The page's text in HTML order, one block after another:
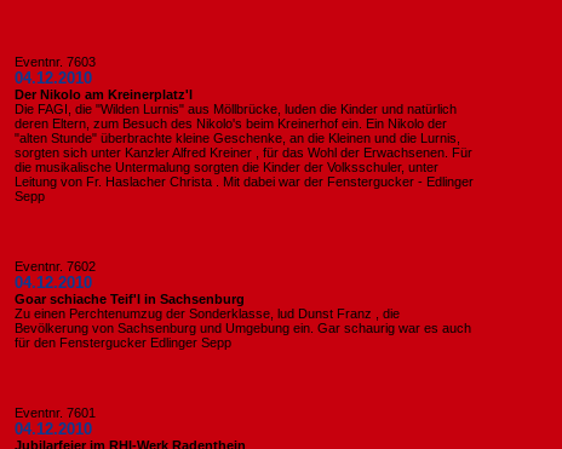
Eventnr. 7603
04.12.2010
Der Nikolo am Kreinerplatz'l
Die FAGI, die "Wilden Lurnis" aus Möllbrücke, luden die Kinder und natürlich
deren Eltern, zum Besuch des Nikolo's beim Kreinerhof ein. Ein Nikolo der
"alten Stunde" überbrachte kleine Geschenke, an die Kleinen und die Lurnis,
sorgten sich unter Kanzler Alfred Kreiner , für das Wohl der Erwachsenen. Für
die musikalische Untermalung sorgten die Kinder der Volksschuler, unter
Leitung von Fr. Haslacher Christa . Mit dabei war der Fenstergucker - Edlinger
Sepp
Eventnr. 7602
04.12.2010
Goar schiache Teif'l in Sachsenburg
Zu einen Perchtenumzug der Sonderklasse, lud Dunst Franz , die
Bevölkerung von Sachsenburg und Umgebung ein. Gar schaurig war es auch
für den Fenstergucker Edlinger Sepp
Eventnr. 7601
04.12.2010
Jubilarfeier im RHI-Werk Radenthein